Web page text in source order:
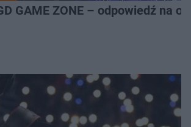
GAME ZONE – odpowiedź na